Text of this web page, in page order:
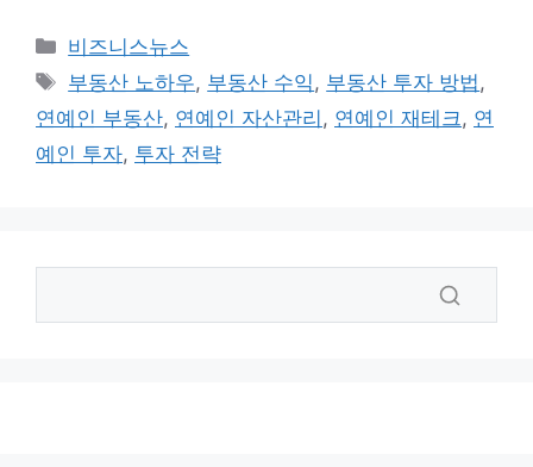
카
테
리
비즈니스뉴스
태
그
부동산 노하우, 부동산 수익, 부동산 투자 방법,
연예인 부동산, 연예인 자산관리 , 연예인 재테크, 연
예인 투자, 투자 전략